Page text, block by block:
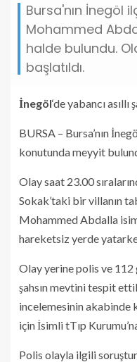
Bursa'nın İnegöl
Mohammed
halde bulundu.
başlatıldı.
İnegöl‘de yabancı
BURSA – Bursa’nın
konutunda meyyit
Olay saat 23.00
Sokak’taki bir villanın
Mohammed Abdalla
hareketsiz yerde
Olay yerine polis ve
şahsın mevtini tespit
incelemesinin akabinde
için İsimli tTıp
Polis olayla ilgili